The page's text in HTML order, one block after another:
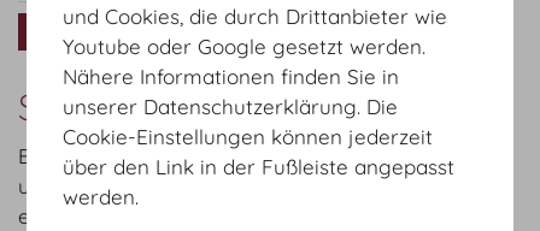
Virtuelle Tour
Showcase
Bilder sagen mehr als 1.000 Worte. Tauchen Sie mit
uns in die Welt der Kongresse und Veranstaltungen
ein. Unsere Showcases geben Einblick in die
und Cookies, die durch Drittanbieter wie
Youtube oder Google gesetzt werden.
Nähere Informationen finden Sie in
unserer Datenschutzerklärung. Die
Cookie-Einstellungen können jederzeit
über den Link in der Fußleiste angepasst
werden.